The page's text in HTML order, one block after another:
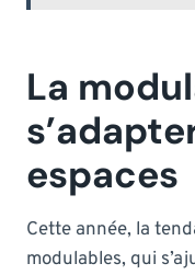
La
espaces
Cette année, la
modulables, qui